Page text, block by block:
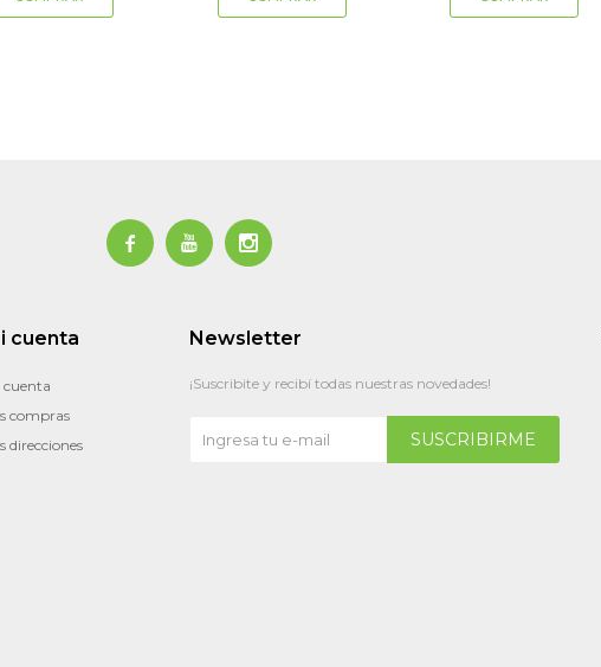
  
cuenta
cuenta
compras
direcciones
Newsletter
¡Suscribite y recibí todas nuestras novedades!
SUSCRIBIRME